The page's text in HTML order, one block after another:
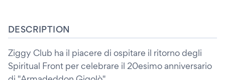
DESCRIPTION
Ziggy Club ha il piacere di ospitare il ritorno degli
Spiritual Front per celebrare il 20esimo anniversario